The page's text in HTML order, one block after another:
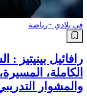
في بلادي +رياضة
رافائيل بينيتيز :
الكاملة،
والمشوار